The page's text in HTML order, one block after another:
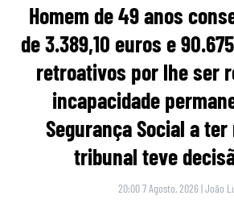
Homem de 49 anos
de 3.389,10 euros e
retroativos por lhe ser
incapacidade
Segurança Social a
tribunal teve
20:00 7 Agosto, 2026 |João